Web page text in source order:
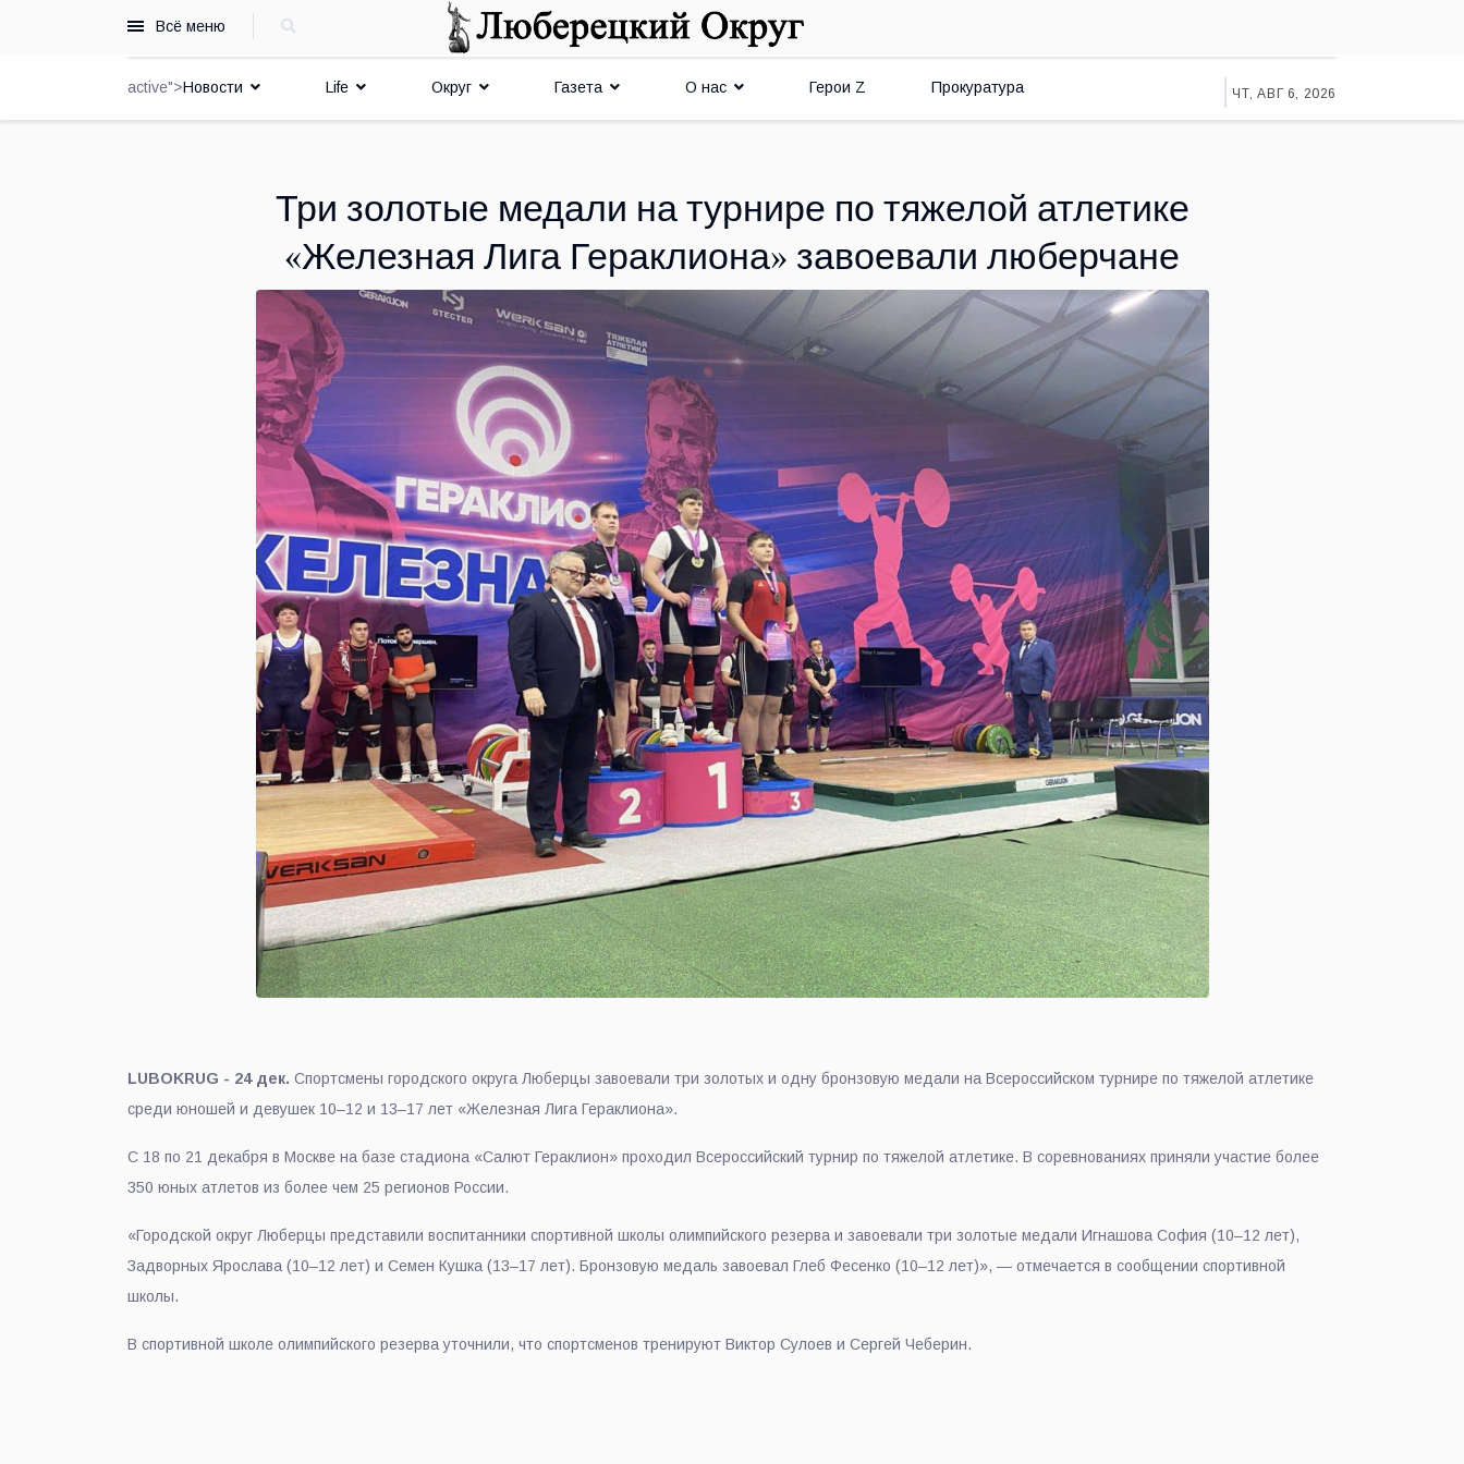
Всё меню
active">Новости Life Округ Газета О нас Герои Z Прокуратура ЧТ, АВГ 6, 2026
Три золотые медали на турнире по тяжелой атлетике
«Железная Лига Гераклиона» завоевали люберчане
LUBOKRUG - 24 дек. Спортсмены городского округа Люберцы завоевали три золотых и одну бронзовую медали на Всероссийском турнире по тяжелой атлетике
среди юношей и девушек 10–12 и 13–17 лет «Железная Лига Гераклиона».
С 18 по 21 декабря в Москве на базе стадиона «Салют Гераклион» проходил Всероссийский турнир по тяжелой атлетике. В соревнованиях приняли участие более
350 юных атлетов из более чем 25 регионов России.
«Городской округ Люберцы представили воспитанники спортивной школы олимпийского резерва и завоевали три золотые медали Игнашова София (10–12 лет),
Задворных Ярослава (10–12 лет) и Семен Кушка (13–17 лет). Бронзовую медаль завоевал Глеб Фесенко (10–12 лет)», — отмечается в сообщении спортивной
школы.
В спортивной школе олимпийского резерва уточнили, что спортсменов тренируют Виктор Сулоев и Сергей Чеберин.